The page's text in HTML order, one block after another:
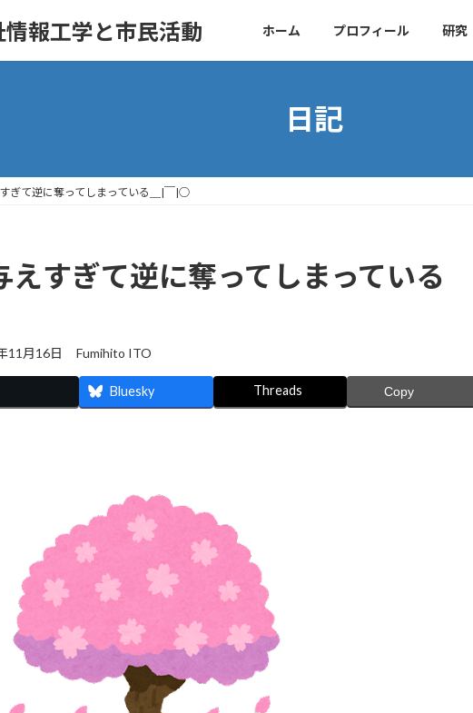
報工学と市民活動 ホーム プロフィール 研究
日記
すぎて逆に奪ってしまっている＿|￣|○
えすぎて逆に奪ってしまっている
11月16日 Fumihito ITO
Bluesky Threads Copy